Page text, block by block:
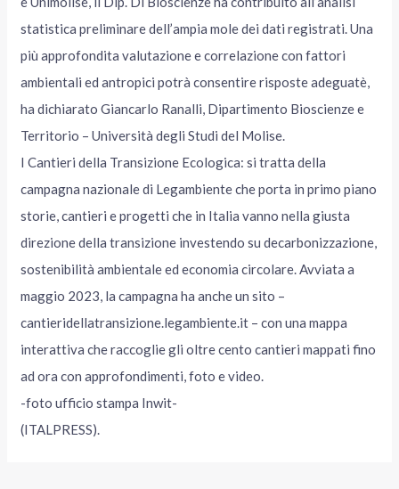
statistica preliminare dell’ampia mole dei dati registrati. Una
più approfondita valutazione e correlazione con fattori
ambientali ed antropici potrà consentire risposte adeguatè,
ha dichiarato Giancarlo Ranalli, Dipartimento Bioscienze e
Territorio – Università degli Studi del Molise.
I Cantieri della Transizione Ecologica: si tratta della
campagna nazionale di Legambiente che porta in primo piano
storie, cantieri e progetti che in Italia vanno nella giusta
direzione della transizione investendo su decarbonizzazione,
sostenibilità ambientale ed economia circolare. Avviata a
maggio 2023, la campagna ha anche un sito –
cantieridellatransizione.legambiente.it – con una mappa
interattiva che raccoglie gli oltre cento cantieri mappati fino
ad ora con approfondimenti, foto e video.
-foto ufficio stampa Inwit-
(ITALPRESS).